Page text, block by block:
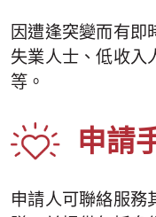
因遭逢突變而有即
失業人士、低收入
等。
申請
申請人可聯絡服務